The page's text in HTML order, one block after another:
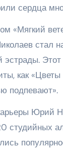
сердца
«Мягкий
стал
эстрады.
как
подпевают».
Юрий
студийных